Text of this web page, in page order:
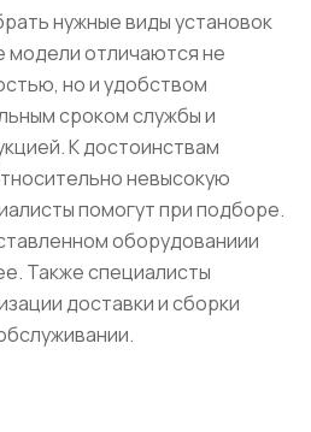
нужные виды установок
модели отличаются не
но и удобством
сроком службы и
К достоинствам
невысокую
помогут при подборе.
оборудованиии
Также специалисты
доставки и сборки